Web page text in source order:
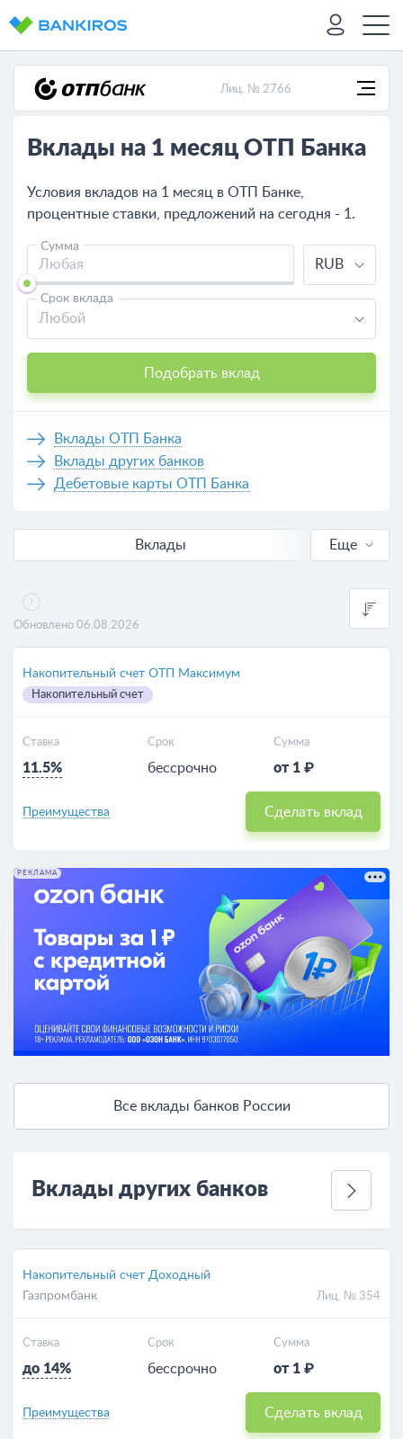
Лиц. № 2766
Вклады на 1 месяц ОТП Банка
Условия вкладов на 1 месяц в ОТП Банке,
процентные ставки, предложений на сегодня - 1.
Сумма
RUB
Срок вклада
Любой
Подобрать вклад
Вклады ОТП Банка
Вклады других банков
Дебетовые карты ОТП Банка
Вклады
Еще
Обновлено 06.08.2026
Накопительный счет ОТП Максимум
Накопительный счет
Ставка
11.5%
Срок
бессрочно
Сумма
от 1 ₽
Преимущества Сделать вклад
РЕКЛАМА
Все вклады банков России
Вклады других банков
Накопительный счет Доходный
Газпромбанк
Лиц. № 354
Ставка
до 14%
Срок
бессрочно
Сумма
от 1 ₽
Преимущества Сделать вклад